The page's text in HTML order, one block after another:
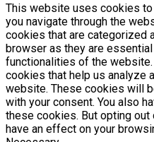
This website uses cookies
you navigate through the
cookies that are categorized
browser as they are
functionalities of the
cookies that help us analyze
website. These cookies will
with your consent. You also
these cookies. But opting
have an effect on your